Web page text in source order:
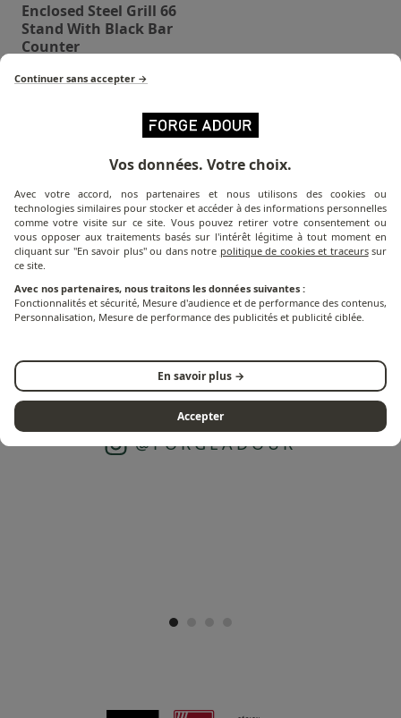
Enclosed Steel Grill 66
Stand With Black Bar
Counter
Which griddleis right for you?
Discover the cooking solution that's right for you!
LET'S GET COOKING!
FOLLOW US ON INSTAGRAM
@FORGEADOUR
Continuer sans accepter →
Vos données. Votre choix.
Avec votre accord, nos partenaires et nous utilisons des cookies ou
technologies similaires pour stocker et accéder à des informations personnelles
comme votre visite sur ce site. Vous pouvez retirer votre consentement ou
vous opposer aux traitements basés sur l'intérêt légitime à tout moment en
cliquant sur "En savoir plus" ou dans notre politique de cookies et traceurssur
ce site.
Avec nos partenaires, nous traitons les données suivantes :
Fonctionnalités et sécurité, Mesure d'audience et de performance des contenus,
Personnalisation, Mesure de performance des publicités et publicité ciblée.
En savoir plus →
Accepter